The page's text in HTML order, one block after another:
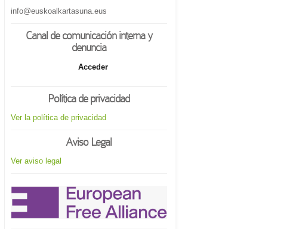
info@euskoalkartasuna.eus
Canal de comunicación interna y
denuncia
Acceder
Política de privacidad
Ver la política de privacidad
Aviso Legal
Ver aviso legal